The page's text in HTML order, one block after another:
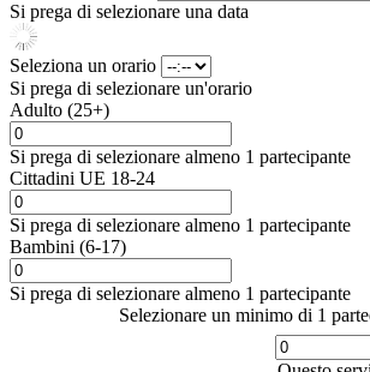
Si prega di selezionare una data
Seleziona un orario
Si prega di selezionare un'orario
Adulto (25+)
Si prega di selezionare almeno 1 partecipante
Cittadini UE 18-24
Si prega di selezionare almeno 1 partecipante
Bambini (6-17)
Si prega di selezionare almeno 1 partecipante
Selezionare un minimo di 1